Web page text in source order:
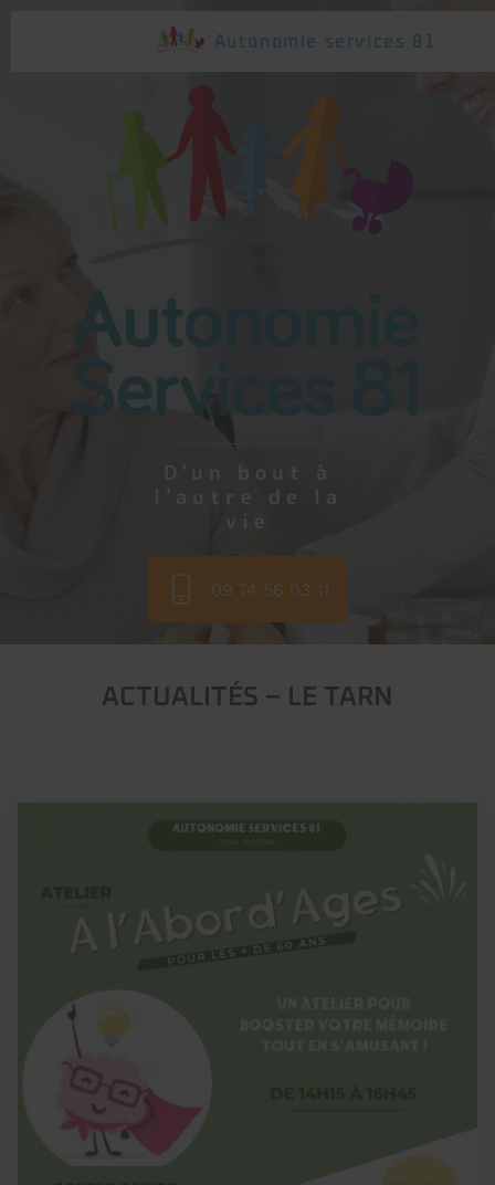
09 74 56 03 11
ACTUALITÉS – LE TARN
Autonomie services 81